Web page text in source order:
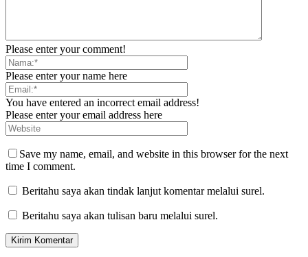
Please enter your comment!
Please enter your name here
You have entered an incorrect email address!
Please enter your email address here
Save my name, email, and website in this browser for the next
time I comment.
Beritahu saya akan tindak lanjut komentar melalui surel.
Beritahu saya akan tulisan baru melalui surel.